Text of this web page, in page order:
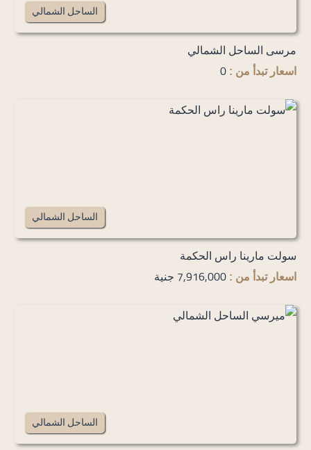
الساحل الشمالي
مرسى الساحل الشمالي
اسعار تبدأ من : 0
الساحل الشمالي
سولت مارينا راس الحكمة
اسعار تبدأ من : 7,916,000 جنية
الساحل الشمالي